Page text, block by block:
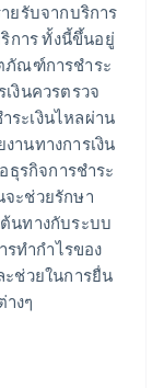
ยรับจากบริการ
การ ทั้งนี้ขึ้นอยู่
ภัณฑ์การชำระ
งินควรตรวจ
ระเงินไหลผ่าน
านทางการเงิน
ธุรกิจการชำระ
ะช่วยรักษา
นทางกับระบบ
ทำกำไรของ
ะช่วยในการยื่น
งๆ